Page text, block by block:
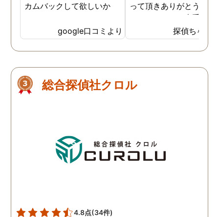
カムバックして欲しいか
google口コミより
って頂きありがとうござ
ました。やはり大手の会
は違いますね。探偵ちゃん
総合探偵社クロル
4.8点(34件)